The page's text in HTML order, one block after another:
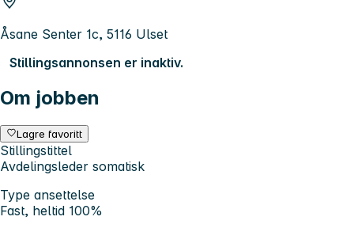
Åsane Senter 1c, 5116 Ulset
Stillingsannonsen er inaktiv.
Om jobben
Lagre favoritt
Stillingstittel
Avdelingsleder somatisk
Type ansettelse
Fast, heltid 100%